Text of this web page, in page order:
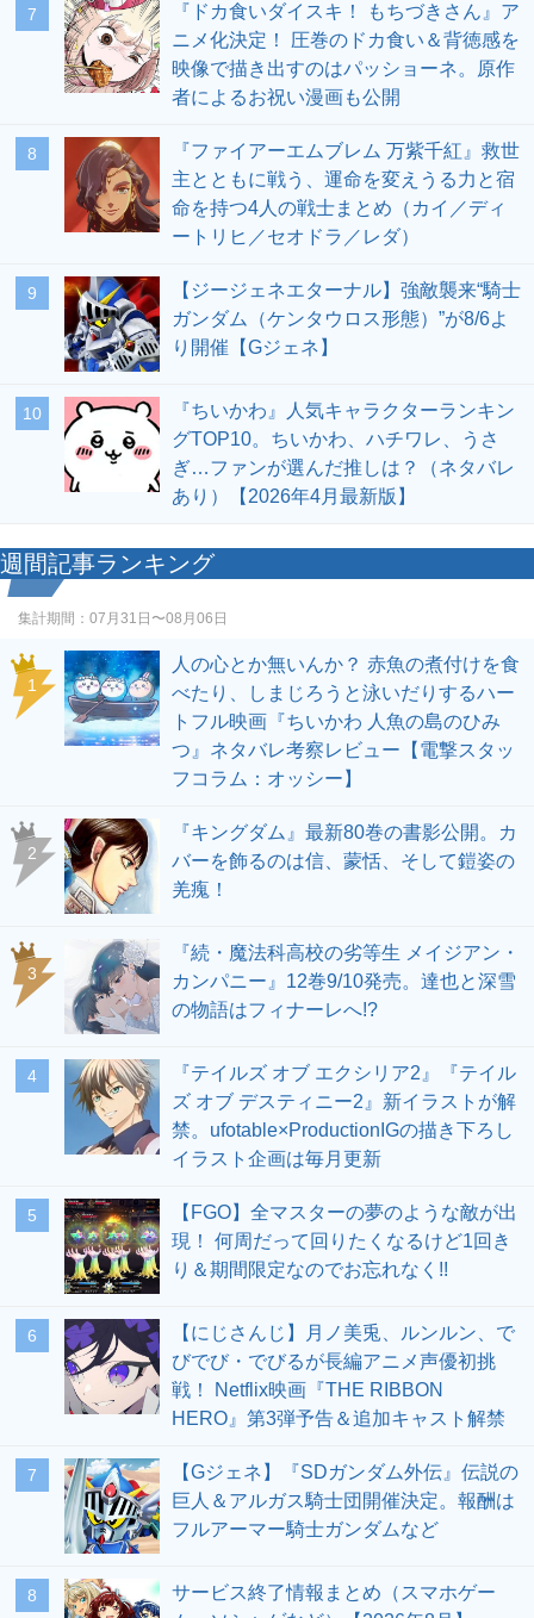
7
『ドカ食いダイスキ！ もちづきさん』ア
ニメ化決定！ 圧巻のドカ食い＆背徳感を
映像で描き出すのはパッショーネ。原作
者によるお祝い漫画も公開
8
『ファイアーエムブレム 万紫千紅』救世
主とともに戦う、運命を変えうる力と宿
命を持つ4人の戦士まとめ（カイ／ディ
ートリヒ／セオドラ／レダ）
9
【ジージェネエターナル】強敵襲来“騎士
ガンダム（ケンタウロス形態）”が8/6よ
り開催【Gジェネ】
10
『ちいかわ』人気キャラクターランキン
グTOP10。ちいかわ、ハチワレ、うさ
ぎ…ファンが選んだ推しは？（ネタバレ
あり）【2026年4月最新版】
週間記事ランキング
集計期間： 07月31日〜08月06日
1
人の心とか無いんか？ 赤魚の煮付けを食
べたり、しまじろうと泳いだりするハー
トフル映画『ちいかわ 人魚の島のひみ
つ』ネタバレ考察レビュー【電撃スタッ
フコラム：オッシー】
2
『キングダム』最新80巻の書影公開。カ
バーを飾るのは信、蒙恬、そして鎧姿の
羌瘣！
3
『続・魔法科高校の劣等生 メイジアン・
カンパニー』12巻9/10発売。達也と深雪
の物語はフィナーレへ!?
4
『テイルズ オブ エクシリア2』『テイル
ズ オブ デスティニー2』新イラストが解
禁。ufotable×ProductionIGの描き下ろし
イラスト企画は毎月更新
5
【FGO】全マスターの夢のような敵が出
現！ 何周だって回りたくなるけど1回き
り＆期間限定なのでお忘れなく!!
6
【にじさんじ】月ノ美兎、ルンルン、で
びでび・でびるが長編アニメ声優初挑
戦！ Netflix映画『THE RIBBON
HERO』第3弾予告＆追加キャスト解禁
7
【Gジェネ】『SDガンダム外伝』伝説の
巨人＆アルガス騎士団開催決定。報酬は
フルアーマー騎士ガンダムなど
8
サービス終了情報まとめ（スマホゲー